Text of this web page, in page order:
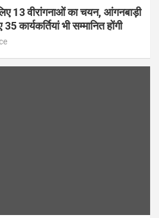
13 वीरांगनाओं का चयन, आंगनबाड़ी
कार्यकर्तियां भी सम्मानित होंगी